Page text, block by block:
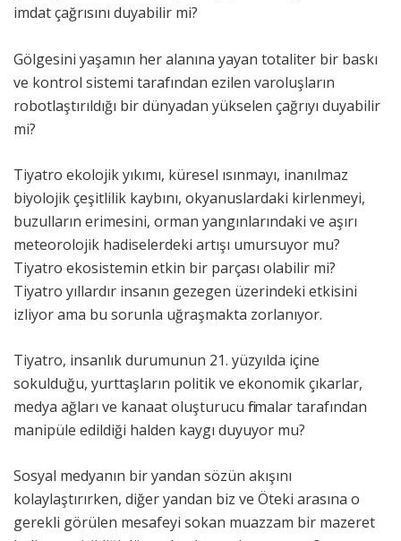
imdat çağrısını duyabilir mi?
Gölgesini yaşamın her alanına yayan totaliter bir baskı
ve kontrol sistemi tarafından ezilen varoluşların
robotlaştırıldığı bir dünyadan yükselen çağrıyı duyabilir
mi?
Tiyatro ekolojik yıkımı, küresel ısınmayı, inanılmaz
biyolojik çeşitlilik kaybını, okyanuslardaki kirlenmeyi,
buzulların erimesini, orman yangınlarındaki ve aşırı
meteorolojik hadiselerdeki artışı umursuyor mu?
Tiyatro ekosistemin etkin bir parçası olabilir mi?
Tiyatro yıllardır insanın gezegen üzerindeki etkisini
izliyor ama bu sorunla uğraşmakta zorlanıyor.
Tiyatro, insanlık durumunun 21. yüzyılda içine
sokulduğu, yurttaşların politik ve ekonomik çıkarlar,
medya ağları ve kanaat oluşturucu firmalar tarafından
manipüle edildiği halden kaygı duyuyor mu?
Sosyal medyanın bir yandan sözün akışını
kolaylaştırırken, diğer yandan biz ve Öteki arasına o
gerekli görülen mesafeyi sokan muazzam bir mazeret